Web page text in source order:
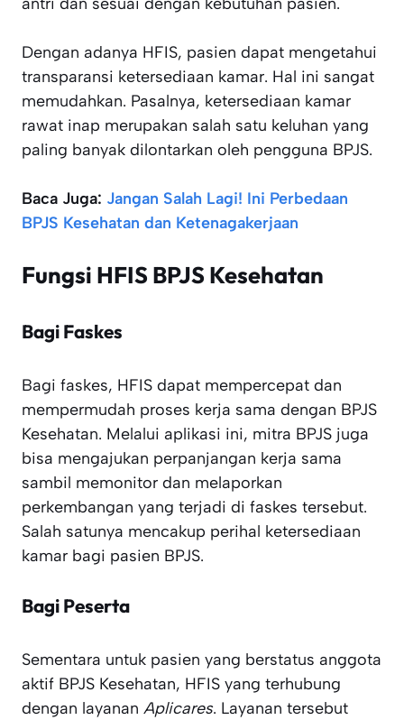
antri dan sesuai dengan kebutuhan pasien.
Dengan adanya HFIS, pasien dapat mengetahui
transparansi ketersediaan kamar. Hal ini sangat
memudahkan. Pasalnya, ketersediaan kamar
rawat inap merupakan salah satu keluhan yang
paling banyak dilontarkan oleh pengguna BPJS.
Baca Juga: Jangan Salah Lagi! Ini Perbedaan
BPJS Kesehatan dan Ketenagakerjaan
Fungsi HFIS BPJS Kesehatan
Bagi Faskes
Bagi faskes, HFIS dapat mempercepat dan
mempermudah proses kerja sama dengan BPJS
Kesehatan. Melalui aplikasi ini, mitra BPJS juga
bisa mengajukan perpanjangan kerja sama
sambil memonitor dan melaporkan
perkembangan yang terjadi di faskes tersebut.
Salah satunya mencakup perihal ketersediaan
kamar bagi pasien BPJS.
Bagi Peserta
Sementara untuk pasien yang berstatus anggota
aktif BPJS Kesehatan, HFIS yang terhubung
dengan layanan Aplicares. Layanan tersebut